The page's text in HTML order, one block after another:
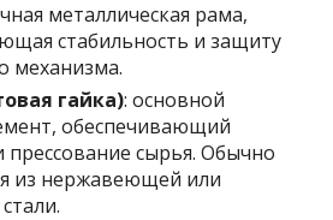
металлическая рама,
стабильность и защиту
механизма.
гайка): основной
обеспечивающий
прессование сырья. Обычно
из нержавеющей или